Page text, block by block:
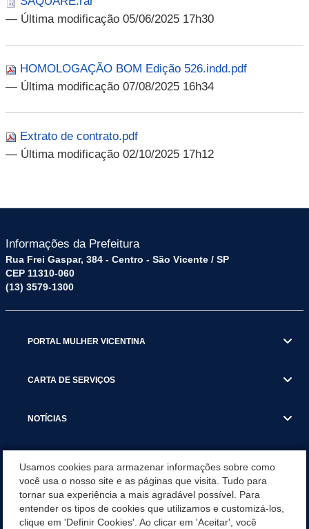
— Última modificação 05/06/2025 17h30
HOMOLOGAÇÃO BOM Edição 526.indd.pdf
— Última modificação 07/08/2025 16h34
Extrato de contrato.pdf
— Última modificação 02/10/2025 17h12
Informações da Prefeitura
Rua Frei Gaspar, 384 - Centro - São Vicente / SP
CEP 11310-060
(13) 3579-1300
PORTAL MULHER VICENTINA
CARTA DE SERVIÇOS
NOTÍCIAS
VISITE SÃO VICENTE
Usamos cookies para armazenar informações sobre como
você usa o nosso site e as páginas que visita. Tudo para
tornar sua experiência a mais agradável possível. Para
entender os tipos de cookies que utilizamos e customizá-los,
clique em 'Definir Cookies'. Ao clicar em 'Aceitar', você